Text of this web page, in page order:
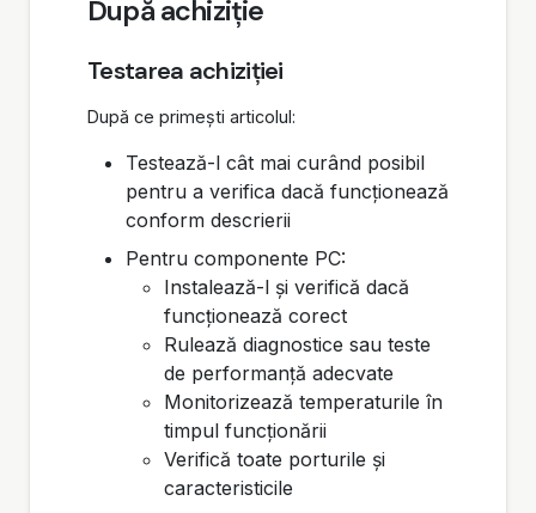
După achiziție
Testarea achiziției
După ce primești articolul:
Testează-l cât mai curând posibil
pentru a verifica dacă funcționează
conform descrierii
Pentru componente PC:
Instalează-l și verifică dacă
funcționează corect
Rulează diagnostice sau teste
de performanță adecvate
Monitorizează temperaturile în
timpul funcționării
Verifică toate porturile și
caracteristicile